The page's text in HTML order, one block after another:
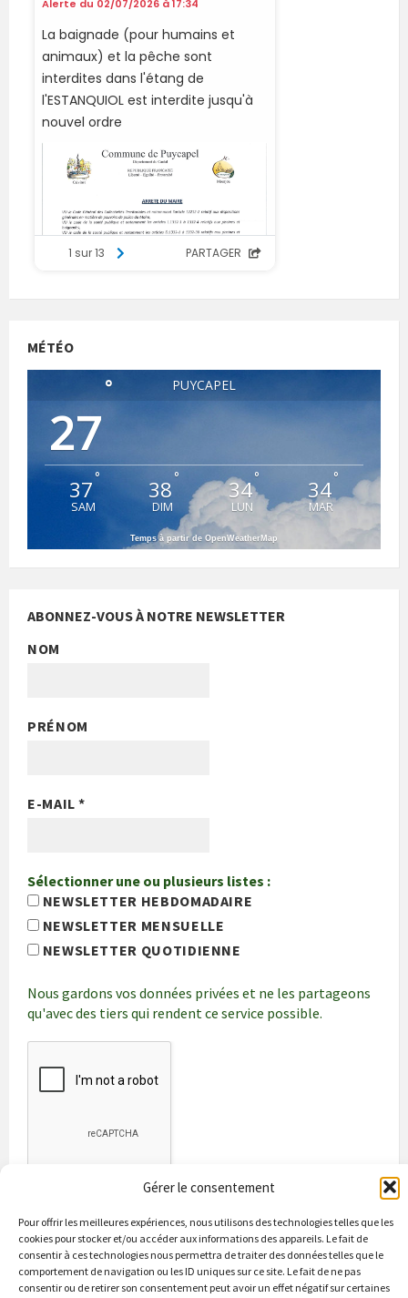
Gérer le consentement
Pour offrir les meilleures expériences, nous utilisons des technologies telles que les
cookies pour stocker et/ou accéder aux informations des appareils. Le fait de
consentir à ces technologies nous permettra de traiter des données telles que le
comportement de navigation ou les ID uniques sur ce site. Le fait de ne pas
consentir ou de retirer son consentement peut avoir un effet négatif sur certaines
MÉTÉO
PUYCAPEL
27
°
37°
SAM
38 °
DIM
34°
LUN
34°
MAR
Temps à partir de OpenWeatherMap
ABONNEZ-VOUS À NOTRE NEWSLETTER
NOM
PRÉNOM
E-MAIL*
Sélectionner une ou plusieurs listes :
NEWSLETTER HEBDOMADAIRE
NEWSLETTER MENSUELLE
NEWSLETTER QUOTIDIENNE
Nous gardons vos données privées et ne les partageons
qu'avec des tiers qui rendent ce service possible.